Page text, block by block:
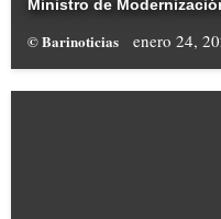
Ministro de
© Barinoticias enero 24,